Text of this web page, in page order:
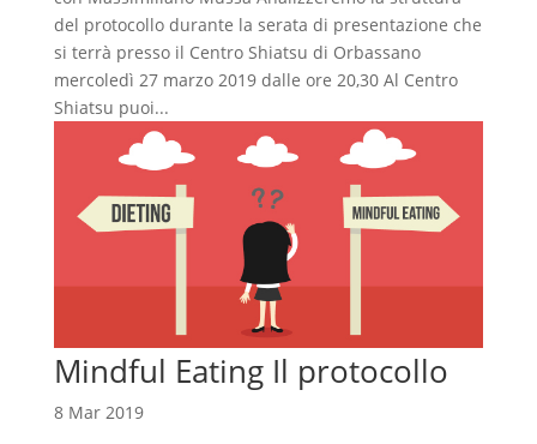
del protocollo durante la serata di presentazione che
si terrà presso il Centro Shiatsu di Orbassano
mercoledì 27 marzo 2019 dalle ore 20,30 Al Centro
Shiatsu puoi...
Mindful Eating Il protocollo
8 Mar 2019